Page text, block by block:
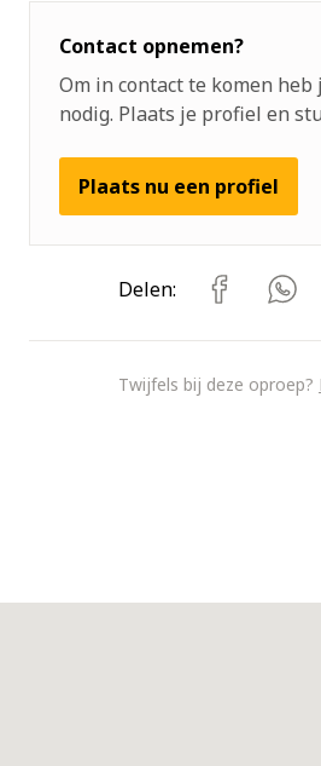
Contact opnemen?
Om in contact te komen
nodig. Plaats je profiel en
Plaats nu een profiel
Delen:
Twijfels bij deze oproep?